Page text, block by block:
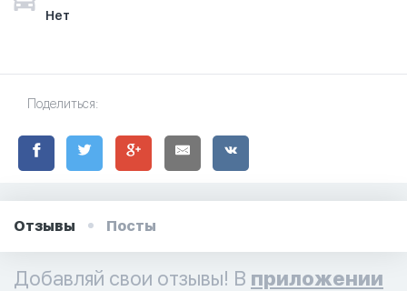
Нет
Поделиться:
Отзывы Посты
Добавляй свои отзывы! В приложении